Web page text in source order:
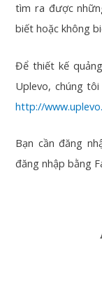
tìm ra được
biết hoặc không
Để thiết kế
Uplevo, chúng
http://
Bạn cần đăng
đăng nhập bằng